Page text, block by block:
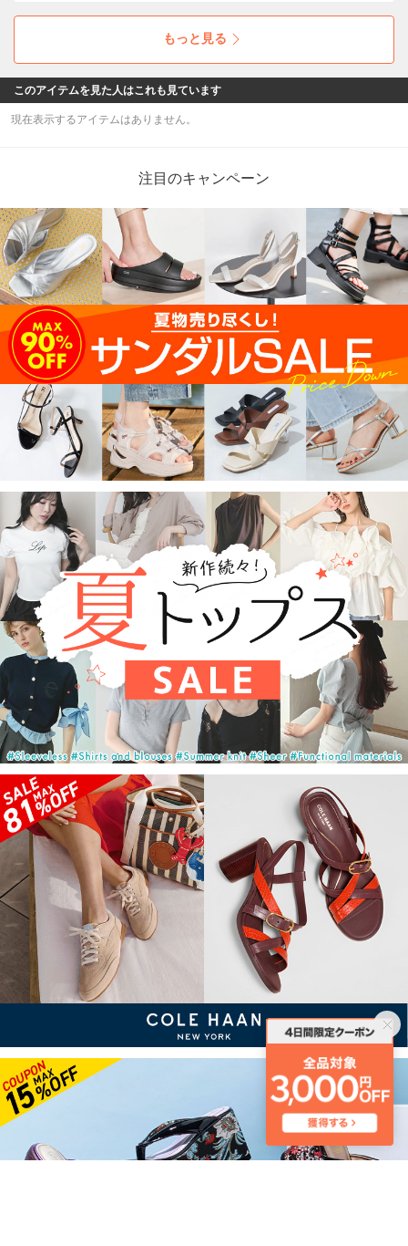
もっと見る
このアイテムを見た人はこれも見ています
現在表示するアイテムはありません。
注目のキャンペーン